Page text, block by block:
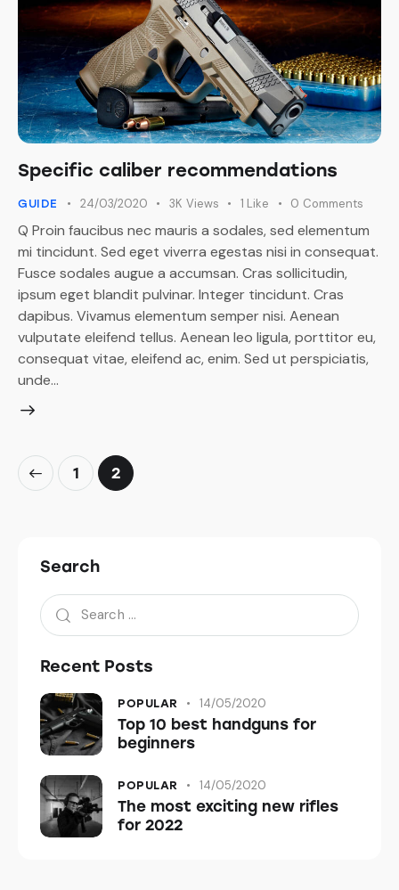
Specific caliber recommendations
GUIDE 24/03/2020 3K Views 1 Like 0 Comments
Q Proin faucibus nec mauris a sodales, sed elementum
mi tincidunt. Sed eget viverra egestas nisi in consequat.
Fusce sodales augue a accumsan. Cras sollicitudin,
ipsum eget blandit pulvinar. Integer tincidunt. Cras
dapibus. Vivamus elementum semper nisi. Aenean
vulputate eleifend tellus. Aenean leo ligula, porttitor eu,
consequat vitae, eleifend ac, enim. Sed ut perspiciatis,
unde…
1 2
Search
Recent Posts
POPULAR 14/05/2020
Top 10 best handguns for
beginners
POPULAR 14/05/2020
The most exciting new rifles
for 2022